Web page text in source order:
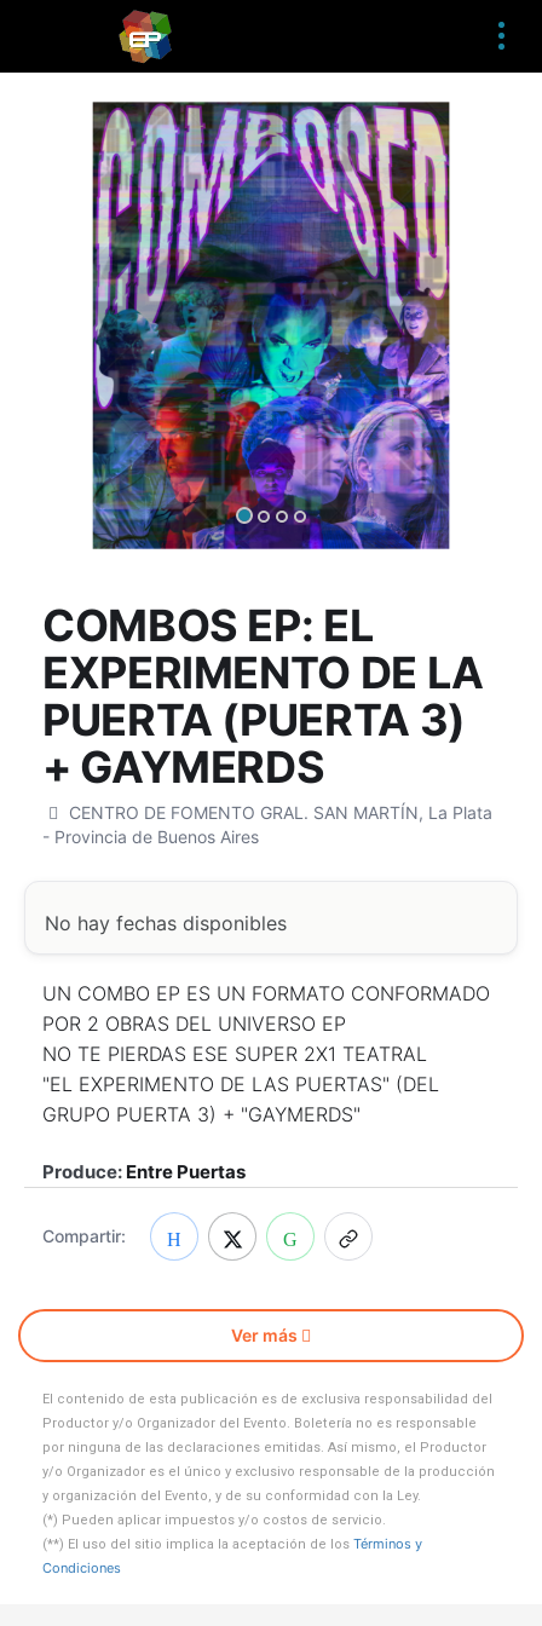
COMBOS EP: EL
EXPERIMENTO DE LA
PUERTA (PUERTA 3)
+ GAYMERDS
CENTRO DE FOMENTO GRAL. SAN MARTÍN, La Plata
- Provincia de Buenos Aires
No hay fechas disponibles
UN COMBO EP ES UN FORMATO CONFORMADO
POR 2 OBRAS DEL UNIVERSO EP
NO TE PIERDAS ESE SUPER 2X1 TEATRAL
"EL EXPERIMENTO DE LAS PUERTAS" (DEL
GRUPO PUERTA 3) + "GAYMERDS"
Produce: Entre Puertas
Compartir:
Ver más
El contenido de esta publicación es de exclusiva responsabilidad del
Productor y/o Organizador del Evento. Boletería no es responsable
por ninguna de las declaraciones emitidas. Así mismo, el Productor
y/o Organizador es el único y exclusivo responsable de la producción
y organización del Evento, y de su conformidad con la Ley.
(*) Pueden aplicar impuestos y/o costos de servicio.
(**) El uso del sitio implica la aceptación de los Términos y
Condiciones